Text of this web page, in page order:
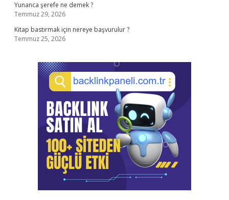
Yunanca şerefe ne demek ?
Temmuz 29, 2026
Kitap bastırmak için nereye başvurulur ?
Temmuz 25, 2026